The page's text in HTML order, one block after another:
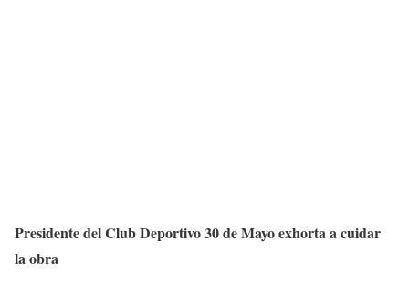
Presidente del Club Deportivo 30 de Mayo exhorta a cuidar
la obra